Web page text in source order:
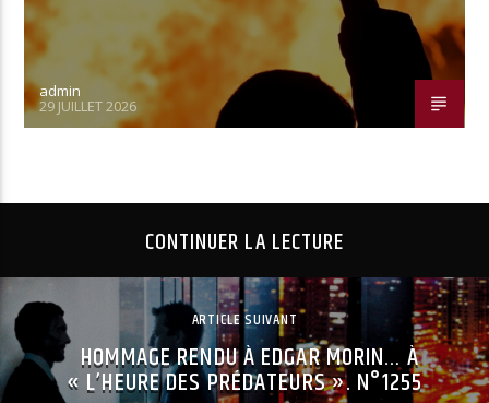
admin
29 JUILLET 2026
CONTINUER LA LECTURE
ARTICLE SUIVANT
HOMMAGE RENDU À EDGAR MORIN… À
« L’HEURE DES PRÉDATEURS ». N°1255